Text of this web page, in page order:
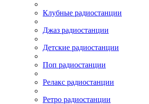
Клубные радиостанции
Джаз радиостанции
Детские радиостанции
Поп радиостанции
Релакс радиостанции
Ретро радиостанции